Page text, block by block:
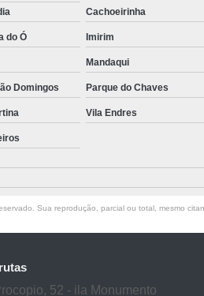
Cachoeirinha
do Ó Imirim
Mandaqui
Domingos Parque do Chaves
Vila Endres
Sua reprodução, parcial ou total, mesmo
52 - ila Monumento